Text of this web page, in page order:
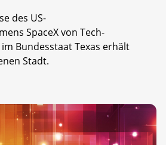
des US-
SpaceX von Tech-
Bundesstaat Texas erhält
Stadt.